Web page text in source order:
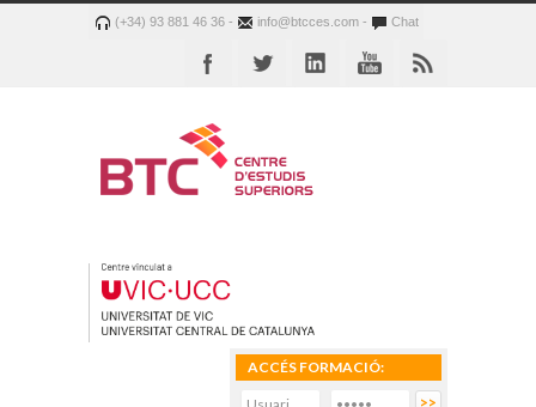
(+34) 93 881 46 36 - info@btcces.com - Chat
ACCÉS FORMACIÓ: